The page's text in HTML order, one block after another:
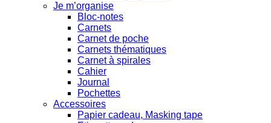
Je m’organise
Bloc-notes
Carnets
Carnet de poche
Carnets thématiques
Carnet à spirales
Cahier
Journal
Pochettes
Accessoires
Papier cadeau, Masking tape